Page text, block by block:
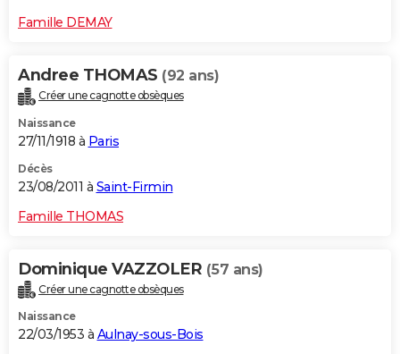
Famille DEMAY
Andree THOMAS (92 ans)
Créer une cagnotte obsèques
Naissance
27/11/1918 à Paris
Décès
23/08/2011 à Saint-Firmin
Famille THOMAS
Dominique VAZZOLER (57 ans)
Créer une cagnotte obsèques
Naissance
22/03/1953 à Aulnay-sous-Bois